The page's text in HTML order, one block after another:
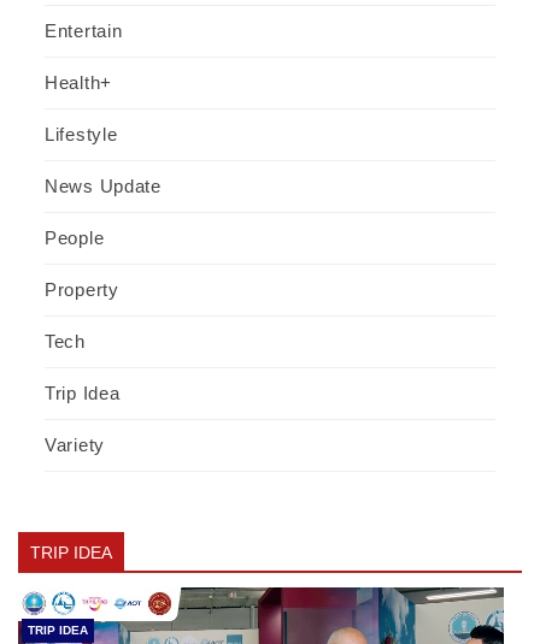
Entertain
Health+
Lifestyle
News Update
People
Property
Tech
Trip Idea
Variety
TRIP IDEA
TRIP IDEA